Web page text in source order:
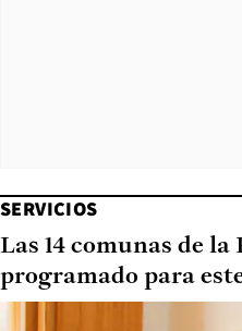
SERVICIOS
Las 14 comunas de
programado para